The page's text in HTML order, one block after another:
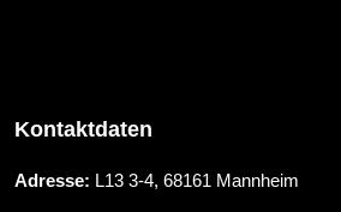
Kontaktdaten
Adresse: L13 3-4, 68161 Mannheim